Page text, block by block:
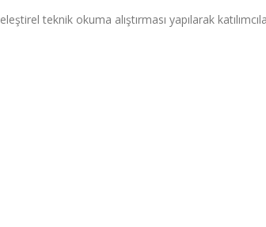
teknik okuma alıştırması yapılarak